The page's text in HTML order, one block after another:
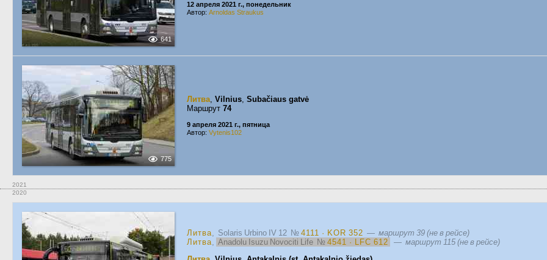
641
12 апреля 2021 г., понедельник
Автор: Arnoldas Straukus
775
Литва, Vilnius, Subačiaus gatvė
Маршрут 74
9 апреля 2021 г., пятница
Автор: Vytenis102
2021
2020
Литва, Solaris Urbino IV 12 № 4111 · KOR 352 — маршрут 39 (не в рейсе)
Литва, Anadolu Isuzu Novociti Life № 4541 · LFC 612 — маршрут 115 (не в рейсе)